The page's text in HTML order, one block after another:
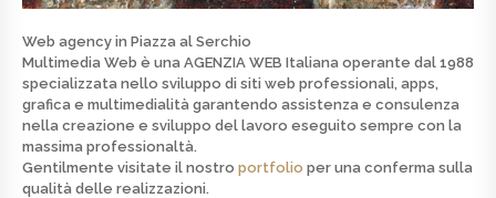
Web agency in Piazza al Serchio
Multimedia Web è una AGENZIA WEB Italiana operante dal 1988
specializzata nello sviluppo di siti web professionali, apps,
grafica e multimedialità garantendo assistenza e consulenza
nella creazione e sviluppo del lavoro eseguito sempre con la
massima professionaltà.
Gentilmente visitate il nostro portfolio per una conferma sulla
qualità delle realizzazioni.